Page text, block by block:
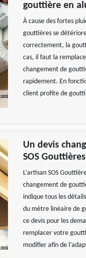
gouttière en
À cause des fortes
gouttières se
correctement, la
cas, il faut la
changement de
rapidement. En
client profite de
Un devis
SOS
L’artisan SOS
changement de
indique tous les
du mètre linéaire de
ce devis pour les
remplacer votre
modifier afin de